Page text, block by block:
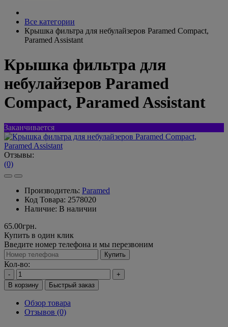
Все категории
Крышка фильтра для небулайзеров Paramed Compact,
Paramed Assistant
Крышка фильтра для
небулайзеров Paramed
Compact, Paramed Assistant
Заканчивается
Отзывы:
(0)
Производитель: Paramed
Код Товара: 2578020
Наличие: В наличии
65.00грн.
Купить в один клик
Введите номер телефона и мы перезвоним
Купить
Кол-во:
-
+
В корзину
Быстрый заказ
Обзор товара
Отзывов (0)